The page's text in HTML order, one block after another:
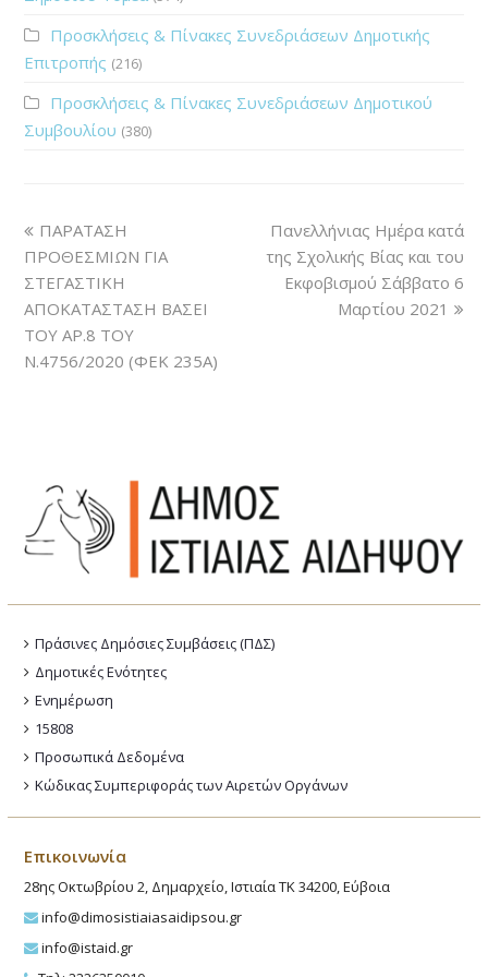
Προσκλήσεις & Πίνακες Συνεδριάσεων Δημοτικής
Επιτροπής (216)
Προσκλήσεις & Πίνακες Συνεδριάσεων Δημοτικού
Συμβουλίου (380)
ΠΑΡΑΤΑΣΗ
ΠΡΟΘΕΣΜΙΩΝ ΓΙΑ
ΣΤΕΓΑΣΤΙΚΗ
ΑΠΟΚΑΤΑΣΤΑΣΗ ΒΑΣΕΙ
ΤΟΥ ΑΡ.8 ΤΟΥ
Ν.4756/2020 (ΦΕΚ 235Α)
Πανελλήνιας Ημέρα κατά
της Σχολικής Βίας και του
Εκφοβισμού Σάββατο 6
Μαρτίου 2021
Πράσινες Δημόσιες Συμβάσεις (ΠΔΣ)
Δημοτικές Ενότητες
Ενημέρωση
15808
Προσωπικά Δεδομένα
Κώδικας Συμπεριφοράς των Αιρετών Οργάνων
Επικοινωνία
28ης Οκτωβρίου 2, Δημαρχείο, Ιστιαία ΤΚ 34200, Εύβοια
info@dimosistiaiasaidipsou.gr
info@istaid.gr